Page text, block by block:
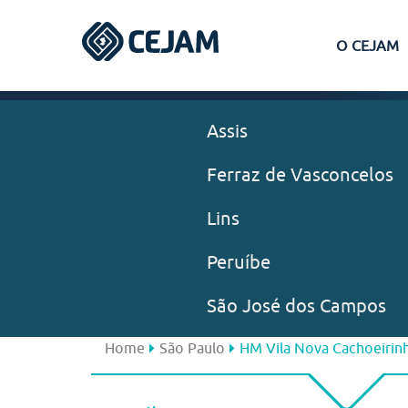
O CEJAM
Assis
Ferraz de Vasconcelos
Lins
Peruíbe
São José dos Campos
Home São Paulo HM Vila Nova